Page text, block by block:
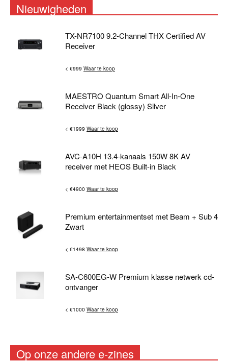
Nieuwigheden
TX-NR7100 9.2-Channel THX Certified AV
Receiver
< €999 Waar te koop
MAESTRO Quantum Smart All-In-One
Receiver Black (glossy) Silver
< €1999 Waar te koop
AVC-A10H 13.4-kanaals 150W 8K AV
receiver met HEOS Built-in Black
< €4900 Waar te koop
Premium entertainmentset met Beam + Sub 4
Zwart
< €1498 Waar te koop
SA-C600EG-W Premium klasse netwerk cd-
ontvanger
< €1000 Waar te koop
Op onze andere e-zines